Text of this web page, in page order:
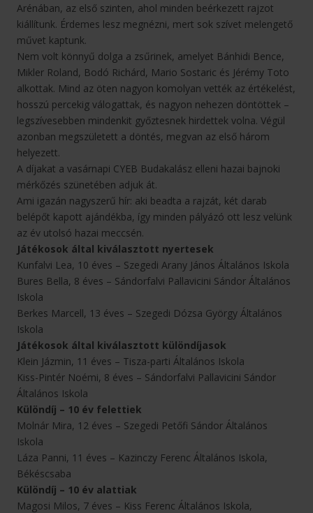
Arénában, az első szinten, ahol minden beérkezett rajzot
kiállítunk. Érdemes lesz megnézni, mert sok szívet melengető
művet kaptunk.
Nem volt könnyű dolga a zsűrinek, amelyet Bánhidi Bence,
Mikler Roland, Bodó Richárd, Mario Sostaric és Jérémy Toto
alkottak. Mind az öten nagyon komolyan vették az értékelést,
hosszú percekig válogattak, és nagyon nehezen döntöttek –
legszívesebben mindenkit győztesnek hirdettek volna. Végül
azonban megszületett a döntés, megvan az első három
helyezett.
A díjakat a vasárnapi CYEB Budakalász elleni hazai bajnoki
mérkőzés szünetében adjuk át.
Ami igazán nagyszerű hír: aki beadta a rajzát, két darab
belépőt kapott ajándékba, így minden pályázó ott lesz velünk
az év utolsó hazai meccsén.
Játékosok által kiválasztott nyertesek
Kunfalvi Lea, 10 éves – Szegedi Arany János Általános Iskola
Bures Bella, 8 éves – Sándorfalvi Pallavicini Sándor Általános
Iskola
Berkes Marcell, 13 éves – Szegedi Dózsa György Általános
Iskola
Játékosok által kiválasztott különdíjasok
Klein Jázmin, 11 éves – Tisza-parti Általános Iskola
Kiss-Pintér Noémi, 8 éves – Sándorfalvi Pallavicini Sándor
Általános Iskola
Különdíj – 10 év felettiek
Molnár Mira, 12 éves – Szegedi Petőfi Sándor Általános
Iskola
Láza Panni, 11 éves – Kazinczy Ferenc Általános Iskola,
Békéscsaba
Különdíj – 10 év alattiak
Magosi Milos, 7 éves – Kiss Ferenc Általános Iskola,